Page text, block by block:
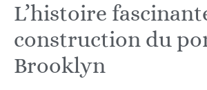
L’histoire
construction du
Brooklyn